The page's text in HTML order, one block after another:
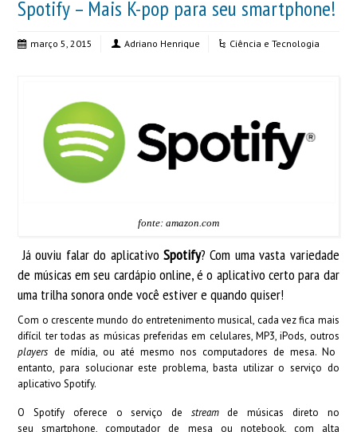
Spotify – Mais K-pop para seu smartphone!
março 5, 2015 Adriano Henrique Ciência e Tecnologia
fonte: amazon.com
Já ouviu falar do aplicativo Spotify? Com uma vasta variedade
de músicas em seu cardápio online, é o aplicativo certo para dar
uma trilha sonora onde você estiver e quando quiser!
Com o crescente mundo do entretenimento musical, cada vez fica mais
difícil ter todas as músicas preferidas em celulares, MP3, iPods, outros
players de mídia, ou até mesmo nos computadores de mesa. No
entanto, para solucionar este problema, basta utilizar o serviço do
aplicativo Spotify.
O Spotify oferece o serviço de streamde músicas direto no
seu smartphone, computador de mesa ou notebook, com alta